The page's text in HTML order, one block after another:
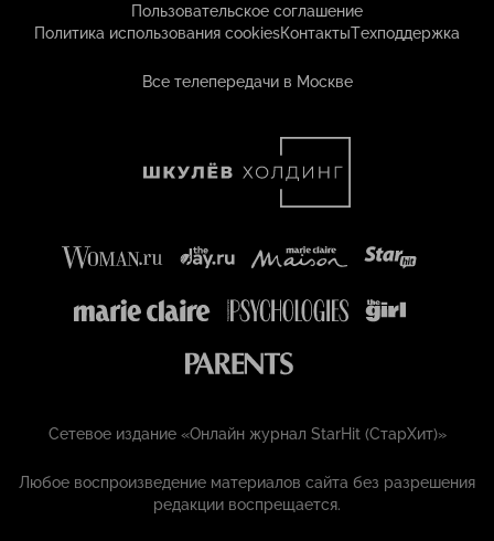
Пользовательское соглашение
Политика использования cookiesКонтактыТехподдержка
Все телепередачи в Москве
Сетевое издание «Онлайн журнал StarHit (СтарХит)»
Любое воспроизведение материалов сайта без разрешения
редакции воспрещается.